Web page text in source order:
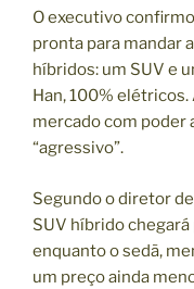
O executivo
pronta para mandar
híbridos: um SUV e
Han, 100%
mercado com poder
“agressivo”.
Segundo o diretor
SUV híbrido
enquanto o sedã,
um preço ainda